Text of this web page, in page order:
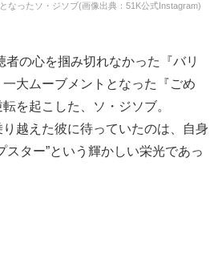
なったソ・ジソブ(画像出典：51K公式Instagram)
者の心を掴み切れなかった『バリ
大ムーブメントとなった『ごめ
を起こした、ソ・ジソブ。
越えた彼に待っていたのは、自身
スター”という輝かしい栄光であっ